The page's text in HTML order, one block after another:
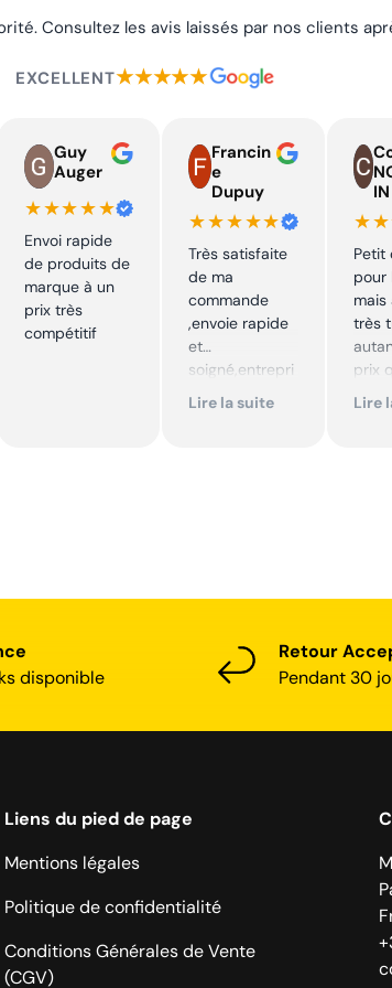
Consultez les avis laissés par nos clients
EXCELLENT★★★★★
Guy
Auger
★★★★★
Envoi rapide
de produits de
marque à un
prix très
compétitif
Francin
e
Dupuy
★★★★★
Très satisfaite
de ma
commande
,envoie rapide
et
soigné,entrepri
se sérieuse
Lire la suite
IN
Petit
pour
mais
très
prix
Lire
disponible
Retour
Pendant 30
Liens du pied de page
Mentions légales
Politique de confidentialité
Conditions Générales de Vente
(CGV)